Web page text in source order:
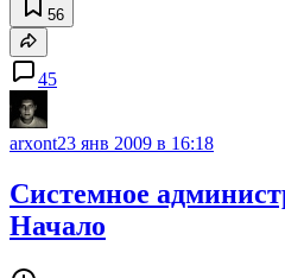
56
45
arxont23 янв 2009 в 16:18
Системное
Начало